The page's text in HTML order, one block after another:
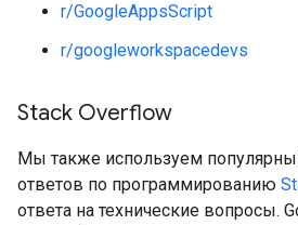
r/GoogleAppsScript
r/googleworkspacedevs
Stack Overflow
Мы также используем
ответов по программированию
ответа на технические вопросы.